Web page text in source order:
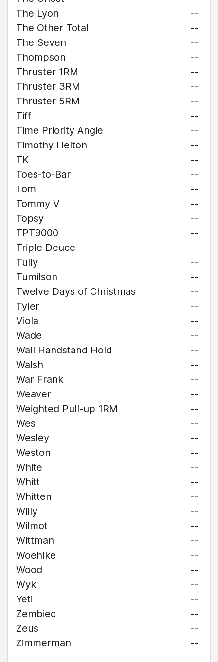
The Lyon
--
The Other Total
--
The Seven
--
Thompson
--
Thruster 1RM
--
Thruster 3RM
--
Thruster 5RM
--
Tiff
--
Time Priority Angie
--
Timothy Helton
--
TK
--
Toes-to-Bar
--
Tom
--
Tommy V
--
Topsy
--
TPT9000
--
Triple Deuce
--
Tully
--
Tumilson
--
Twelve Days of Christmas
--
Tyler
--
Viola
--
Wade
--
Wall Handstand Hold
--
Walsh
--
War Frank
--
Weaver
--
Weighted Pull-up 1RM
--
Wes
--
Wesley
--
Weston
--
White
--
Whitt
--
Whitten
--
Willy
--
Wilmot
--
Wittman
--
Woehlke
--
Wood
--
Wyk
--
Yeti
--
Zembiec
--
Zeus
--
Zimmerman
--